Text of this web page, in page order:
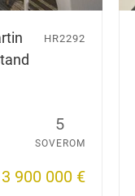
HR2292
5
SOVEROM
3 900 000 €